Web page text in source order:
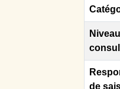
de